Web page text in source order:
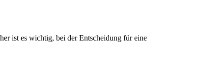
ist es wichtig, bei der Entscheidung für eine